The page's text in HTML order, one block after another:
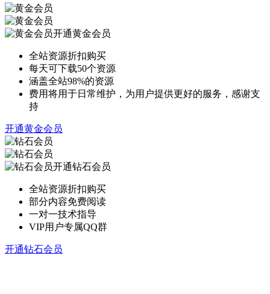
开通黄金会员
全站资源折扣购买
每天可下载50个资源
涵盖全站98%的资源
费用将用于日常维护，为用户提供更好的服务，感谢支
持
开通黄金会员
开通钻石会员
全站资源折扣购买
部分内容免费阅读
一对一技术指导
VIP用户专属QQ群
开通钻石会员